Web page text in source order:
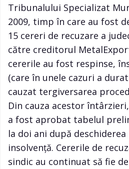
Tribunalului Specializat
2009, timp în care au fost
15 cereri de recuzare a
către creditorul
cererile au fost respinse,
(care în unele cazuri a
cauzat tergiversarea
Din cauza acestor
a fost aprobat tabelul
la doi ani după
insolvență. Cererile de
sindic au continuat să fie